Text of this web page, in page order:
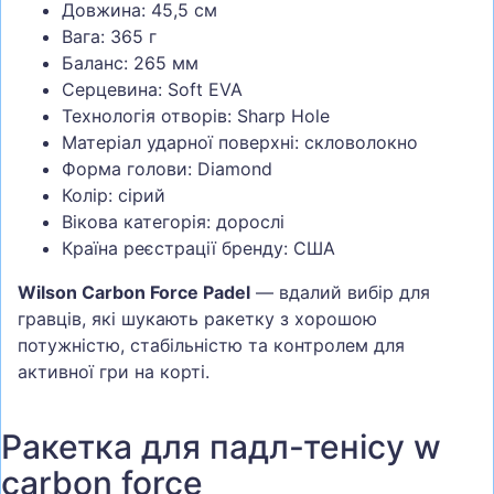
Довжина: 45,5 см
Вага: 365 г
Баланс: 265 мм
Серцевина: Soft EVA
Технологія отворів: Sharp Hole
Матеріал ударної поверхні: скловолокно
Форма голови: Diamond
Колір: сірий
Вікова категорія: дорослі
Країна реєстрації бренду: США
Wilson Carbon Force Padel — вдалий вибір для
гравців, які шукають ракетку з хорошою
потужністю, стабільністю та контролем для
активної гри на корті.
Ракетка для падл-тенісу w
carbon force